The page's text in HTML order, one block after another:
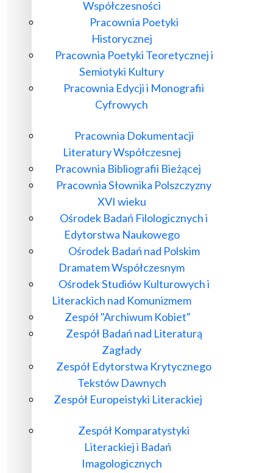
Współczesności
Pracownia Poetyki
Historycznej
Pracownia Poetyki Teoretycznej i
Semiotyki Kultury
Pracownia Edycji i Monografii
Cyfrowych
Pracownia Dokumentacji
Literatury Współczesnej
Pracownia Bibliografii Bieżącej
Pracownia Słownika Polszczyzny
XVI wieku
Ośrodek Badań Filologicznych i
Edytorstwa Naukowego
Ośrodek Badań nad Polskim
Dramatem Współczesnym
Ośrodek Studiów Kulturowych i
Literackich nad Komunizmem
Zespół "Archiwum Kobiet"
Zespół Badań nad Literaturą
Zagłady
Zespół Edytorstwa Krytycznego
Tekstów Dawnych
Zespół Europeistyki Literackiej
Zespół Komparatystyki
Literackiej i Badań
Imagologicznych